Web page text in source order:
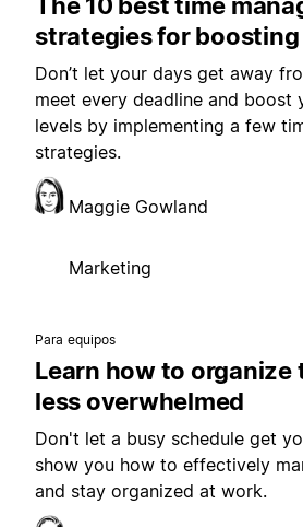
The 10 best time
strategies for
Don’t let your days get away
meet every deadline and
levels by implementing a few
strategies.
Maggie Gowland
Marketing
Para equipos
Learn how to organize
less overwhelmed
Don't let a busy schedule get
show you how to effectively
and stay organized at work.